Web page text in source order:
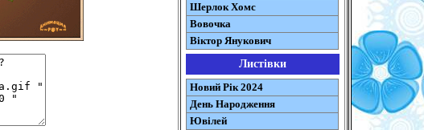
Шерлок Хомс
Вовочка
Віктор Янукович
Листівки
Новий Рік 2024
День Народження
Ювілей